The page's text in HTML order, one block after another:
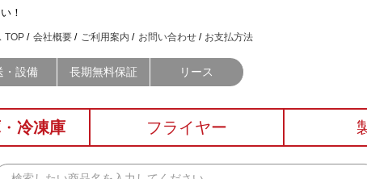
！
TOP 会社概要 ご利用案内 お問い合わせ お支払方法
・設備 長期無料保証 リース
・ 冷凍庫 フライヤー